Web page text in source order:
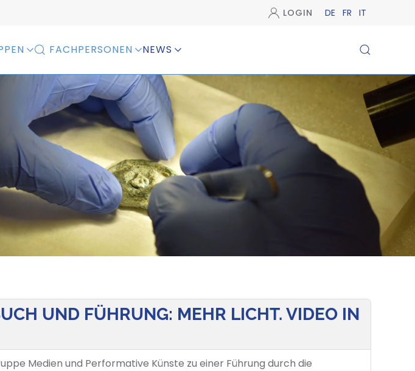
LOGIN DE FR IT
FACHPERSONEN NEWS
UND FÜHRUNG: MEHR LICHT. VIDEO IN
Medien und Performative Künste zu einer Führung durch die